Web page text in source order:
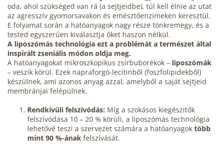
oda, ahol szükséged van rá (a sejtjeidbe), túl kell élnie az utat
az agresszív gyomorsavakon és emésztőenzimeken keresztül.
E folyamat során a hatóanyagok nagy része tönkremegy, és a
tested egyszerűen kiválasztja őket haszon nélkül.
A liposzómás technológia ezt a problémát a természet által
inspirált zseniális módon oldja meg.
A hatóanyagokat mikroszkopikus zsírbuborékok – liposzómák
– veszik körül. Ezek napraforgó-lecitinből (foszfolipidekből)
készülnek, ami azonos anyag azzal, amelyből a saját sejtjeid
membránjai felépülnek.
Rendkívüli felszívódás: Míg a szokásos kiegészítők
felszívódása 10 – 20 % körüli, a liposzómás technológia
lehetővé teszi a szervezet számára a hatóanyagok több
mint 90 %-ának felszívását.